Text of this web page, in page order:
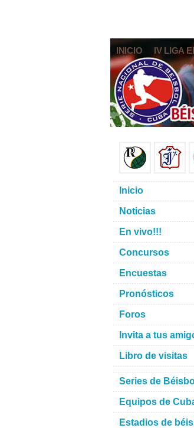
INICIO IV LIGA
Inicio
Noticias
En vivo!!!
Concursos
Encuestas
Pronósticos
Foros
Invita a tus
Libro de visitas
Series de
Equipos de
Estadios de